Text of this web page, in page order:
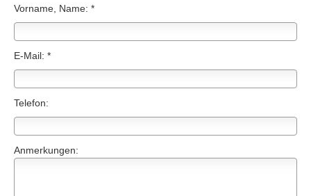
Vorname, Name: *
E-Mail: *
Telefon:
Anmerkungen: